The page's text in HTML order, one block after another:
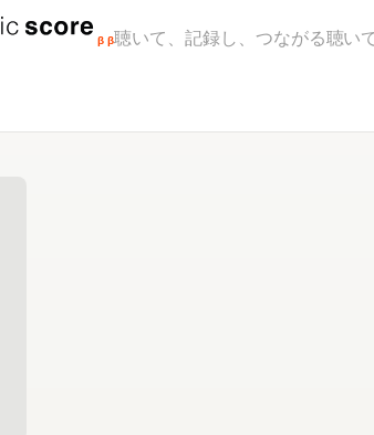
β β聴いて、記録し、つながる聴い